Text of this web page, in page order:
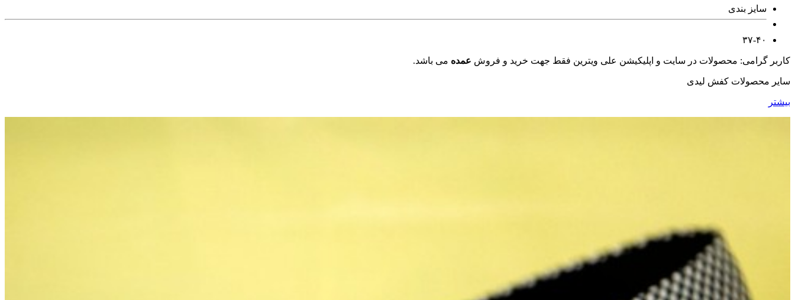
سایز بندی
۳۷-۴۰
کاربر گرامی: محصولات در سایت و اپلیکیشن علی ویترین فقط جهت خرید و فروش عمده می باشد.
سایر محصولات کفش لیدی
بیشتر